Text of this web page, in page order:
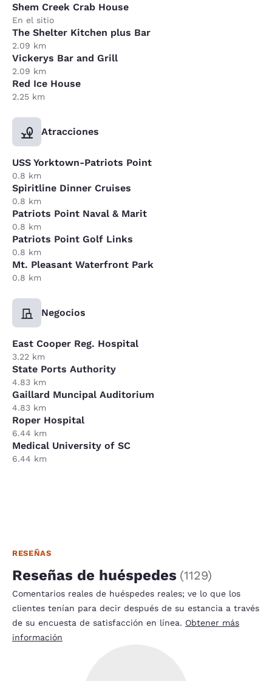
Shem Creek Crab House
En el sitio
The Shelter Kitchen plus Bar
2.09 km
Vickerys Bar and Grill
2.09 km
Red Ice House
2.25 km
Atracciones
USS Yorktown-Patriots Point
0.8 km
Spiritline Dinner Cruises
0.8 km
Patriots Point Naval & Marit
0.8 km
Patriots Point Golf Links
0.8 km
Mt. Pleasant Waterfront Park
0.8 km
Negocios
East Cooper Reg. Hospital
3.22 km
State Ports Authority
4.83 km
Gaillard Muncipal Auditorium
4.83 km
Roper Hospital
6.44 km
Medical University of SC
6.44 km
RESEÑAS
Reseñas de huéspedes (1129)
Comentarios reales de huéspedes reales; ve lo que los
clientes tenían para decir después de su estancia a través
de su encuesta de satisfacción en línea. Obtener más
información